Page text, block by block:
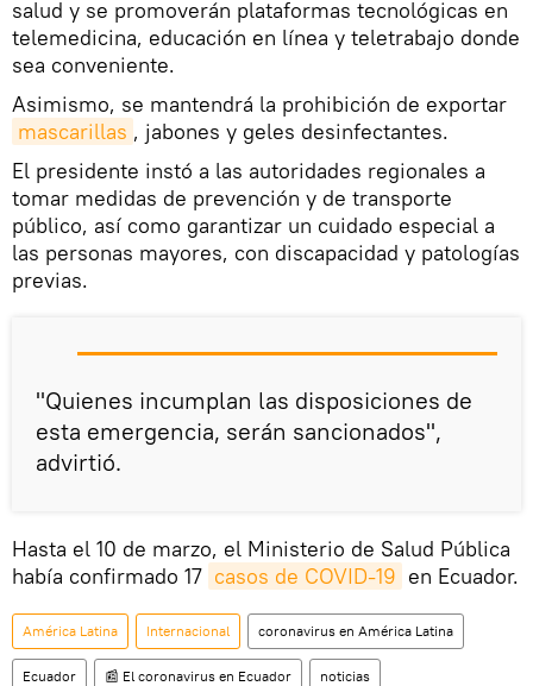
salud y se promoverán plataformas tecnológicas en
telemedicina, educación en línea y teletrabajo donde
sea conveniente.
Asimismo, se mantendrá la prohibición de exportar
mascarillas , jabones y geles desinfectantes.
El presidente instó a las autoridades regionales a
tomar medidas de prevención y de transporte
público, así como garantizar un cuidado especial a
las personas mayores, con discapacidad y patologías
previas.
"Quienes incumplan las disposiciones de
esta emergencia, serán sancionados",
advirtió.
Hasta el 10 de marzo, el Ministerio de Salud Pública
había confirmado 17 casos de COVID-19 en Ecuador.
América Latina Internacional coronavirus en América Latina
Ecuador 📰 El coronavirus en Ecuador noticias